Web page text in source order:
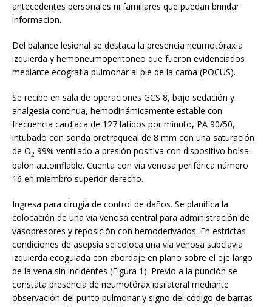
antecedentes personales ni familiares que puedan brindar
informacion.
Del balance lesional se destaca la presencia neumotórax a
izquierda y hemoneumoperitoneo que fueron evidenciados
mediante ecografía pulmonar al pie de la cama (POCUS).
Se recibe en sala de operaciones GCS 8, bajo sedación y
analgesia continua, hemodinámicamente estable con
frecuencia cardíaca de 127 latidos por minuto, PA 90/50,
intubado con sonda orotraqueal de 8 mm con una saturación
de O2 99% ventilado a presión positiva con dispositivo bolsa-
balón autoinflable. Cuenta con vía venosa periférica número
16 en miembro superior derecho.
Ingresa para cirugía de control de daños. Se planifica la
colocación de una vía venosa central para administración de
vasopresores y reposición con hemoderivados. En estrictas
condiciones de asepsia se coloca una vía venosa subclavia
izquierda ecoguiada con abordaje en plano sobre el eje largo
de la vena sin incidentes (Figura 1). Previo a la punción se
constata presencia de neumotórax ipsilateral mediante
observación del punto pulmonar y signo del código de barras